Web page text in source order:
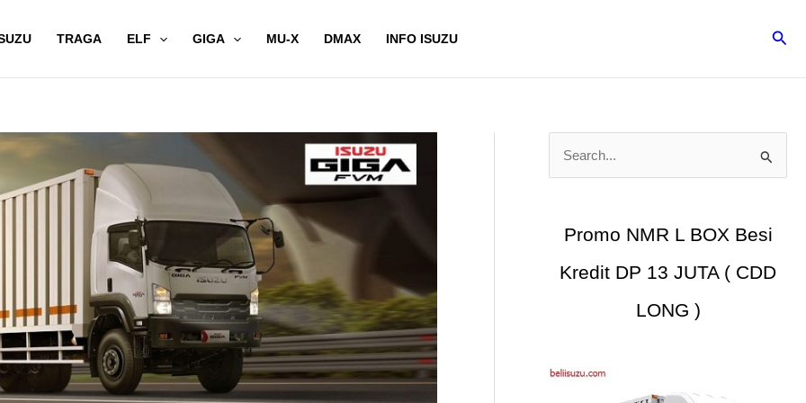
TRAGA ELF GIGA MU-X DMAX INFO ISUZU Cari
Promo NMR L BOX Besi
Kredit DP 13 JUTA ( CDD
LONG )